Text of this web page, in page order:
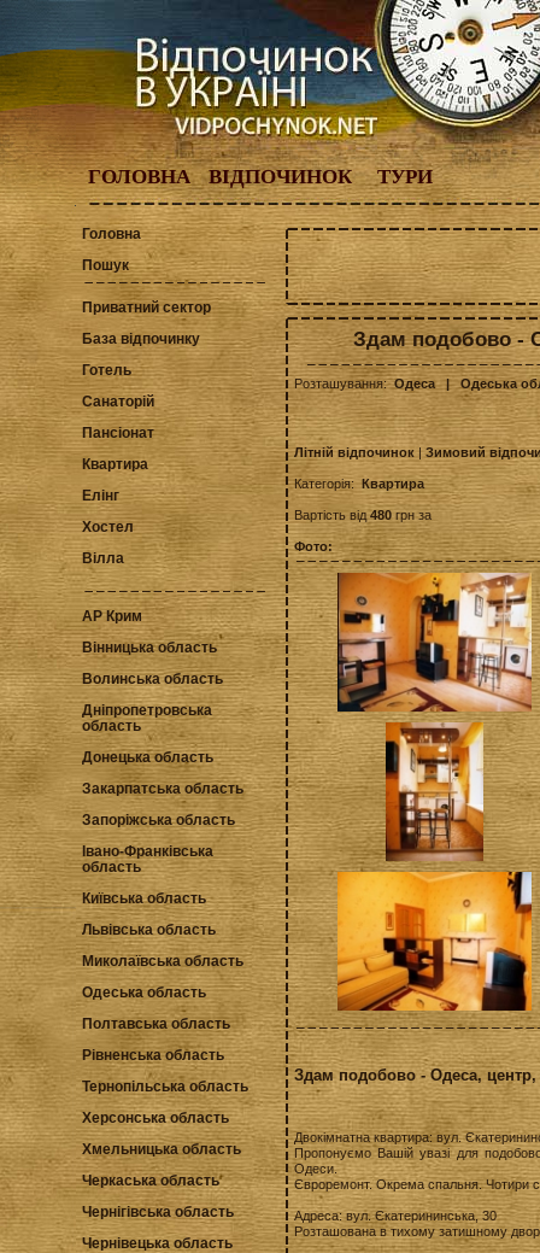
ГОЛОВНА ВІДПОЧИНОК ТУРИ
Головна
Пошук
Приватний сектор
База відпочинку
Готель
Санаторій
Пансіонат
Квартира
Елінг
Хостел
Вілла
АР Крим
Вінницька область
Волинська область
Дніпропетровська
область
Донецька область
Закарпатська область
Запоріжська область
Івано-Франківська
область
Київська область
Львівська область
Миколаївська область
Одеська область
Полтавська область
Рівненська область
Тернопільська область
Херсонська область
Хмельницька область
Черкаська область
Чернігівська область
Чернівецька область
Здам подобово -
Розташування:Одеса | Одеська
Літній відпочинок | Зимовий
Категорія: Квартира
Вартість від480 грн за
Фото:
Здам подобово - Одеса,
Двокімнатна квартира: вул.
Пропонуємо Вашій увазі для
Одеси.
Євроремонт. Окрема спальня. Чотири
Адреса: вул. Єкатерининська, 30
Розташована в тихому затишному